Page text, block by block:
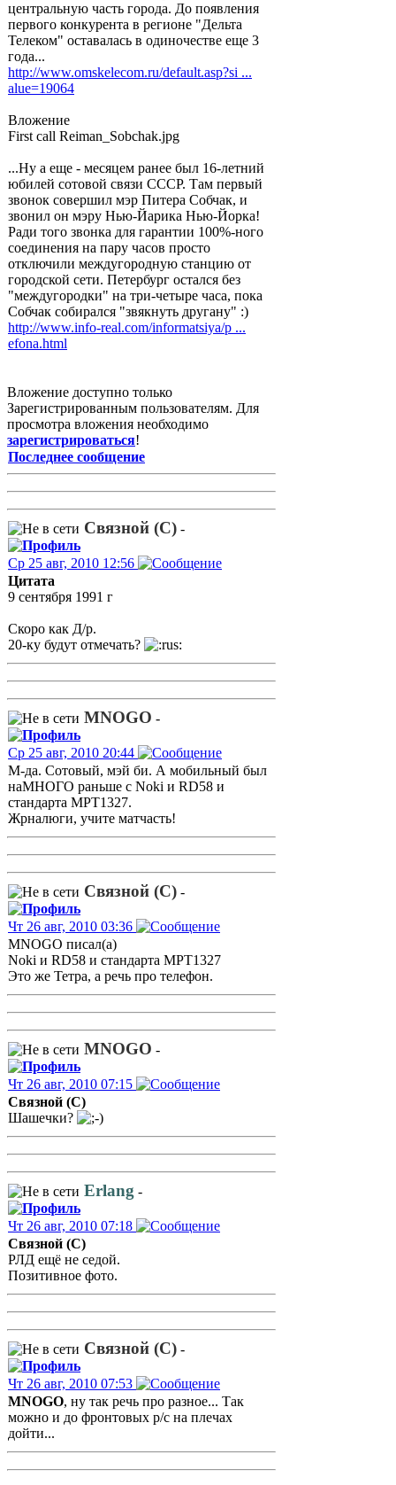
центральную часть города. До появления
первого конкурента в регионе "Дельта
Телеком" оставалась в одиночестве еще 3
года...
http://www.omskelecom.ru/default.asp?si ...
alue=19064
Вложение
First call Reiman_Sobchak.jpg
...Ну а еще - месяцем ранее был 16-летний
юбилей сотовой связи СССР. Там первый
звонок совершил мэр Питера Собчак, и
звонил он мэру Нью-Йарика Нью-Йорка!
Ради того звонка для гарантии 100%-ного
соединения на пару часов просто
отключили междугородную станцию от
городской сети. Петербург остался без
"междугородки" на три-четыре часа, пока
Собчак собирался "звякнуть другану" :)
http://www.info-real.com/informatsiya/p ...
efona.html
Вложение доступно только
Зарегистрированным пользователям. Для
просмотра вложения необходимо
зарегистрироваться!
Последнее сообщение
Связной (С) -
Ср 25 авг, 2010 12:56
Цитата
9 сентября 1991 г
Скоро как Д/р.
20-ку будут отмечать?
MNOGO -
Ср 25 авг, 2010 20:44
М-да. Сотовый, мэй би. А мобильный был
наМНОГО раньше с Noki и RD58 и
стандарта MPT1327.
Жрналюги, учите матчасть!
Связной (С) -
Чт 26 авг, 2010 03:36
MNOGO писал(а)
Noki и RD58 и стандарта MPT1327
Это же Тетра, а речь про телефон.
MNOGO -
Чт 26 авг, 2010 07:15
Связной (С)
Шашечки?
Erlang -
Чт 26 авг, 2010 07:18
Связной (С)
РЛД ещё не седой.
Позитивное фото.
Связной (С) -
Чт 26 авг, 2010 07:53
MNOGO, ну так речь про разное... Так
можно и до фронтовых р/с на плечах
дойти...